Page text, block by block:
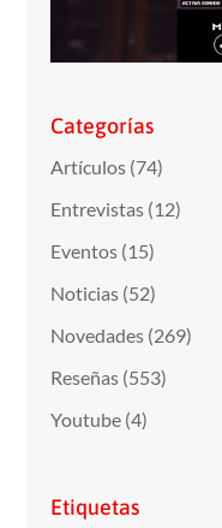
Categorías
Artículos (74)
Entrevistas (12)
Eventos (15)
Noticias (52)
Novedades (269)
Reseñas (553)
Youtube (4)
Etiquetas